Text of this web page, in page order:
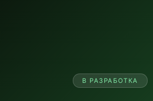
В РАЗРАБОТКА